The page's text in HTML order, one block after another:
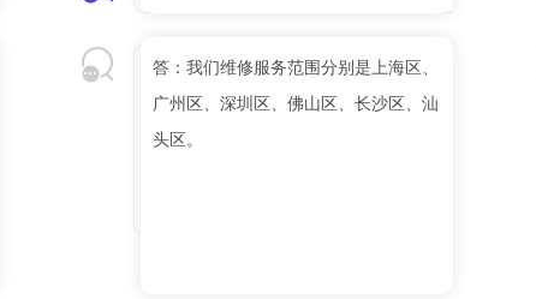
答：我们维修服务范围分别是上海区、
广州区、深圳区、佛山区、长沙区、汕
头区。